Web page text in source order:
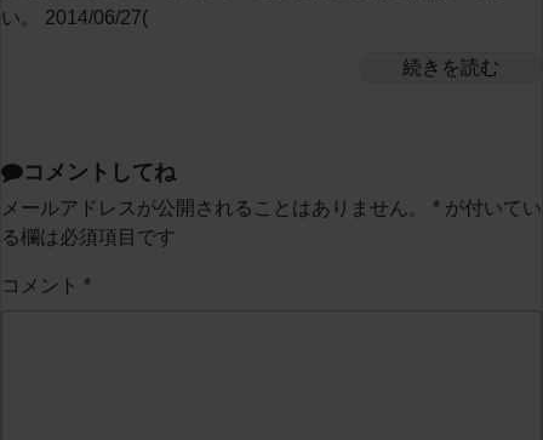
い。 2014/06/27(
続きを読む
コメントしてね
メールアドレスが公開されることはありません。 * が付いてい
る欄は必須項目です
コメント *